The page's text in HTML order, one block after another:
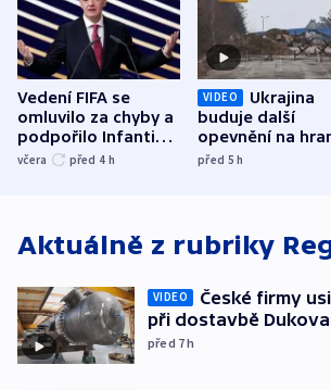
Vedení FIFA se
omluvilo za chyby a
podpořilo Infantina.
UEFA trvá na
včera před 4 h
VIDEO
Ukrajina
buduje další
opevnění na
s Běloruskem
před 5h
Aktuálně z rubriky
VIDEO
České firmy
při dostavbě
před 7h